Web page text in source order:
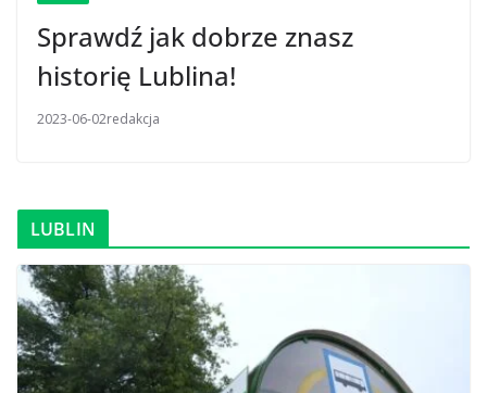
Sprawdź jak dobrze znasz
historię Lublina!
2023-06-02redakcja
LUBLIN